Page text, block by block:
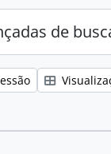
de